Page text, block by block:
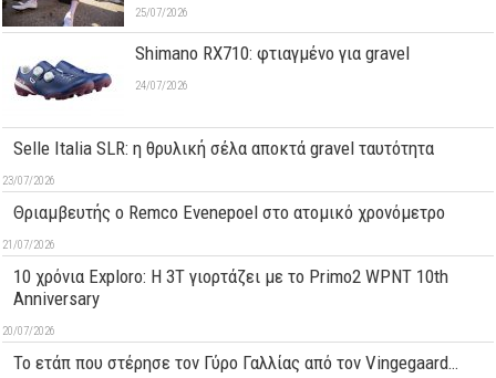
25/07/2026
Shimano RX710: φτιαγμένο για gravel
24/07/2026
Selle Italia SLR: η θρυλική σέλα αποκτά gravel ταυτότητα
23/07/2026
Θριαμβευτής ο Remco Evenepoel στο ατομικό χρονόμετρο
21/07/2026
10 χρόνια Exploro: Η 3T γιορτάζει με το Primo2 WPNT 10th
Anniversary
20/07/2026
Το ετάπ που στέρησε τον Γύρο Γαλλίας από τον Vingegaard…